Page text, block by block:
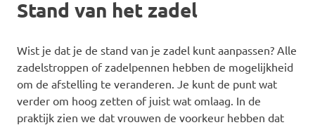
Stand van het zadel
Wist je dat je de stand van je zadel kunt aanpassen? Alle
zadelstroppen of zadelpennen hebben de mogelijkheid
om de afstelling te veranderen. Je kunt de punt wat
verder om hoog zetten of juist wat omlaag. In de
praktijk zien we dat vrouwen de voorkeur hebben dat